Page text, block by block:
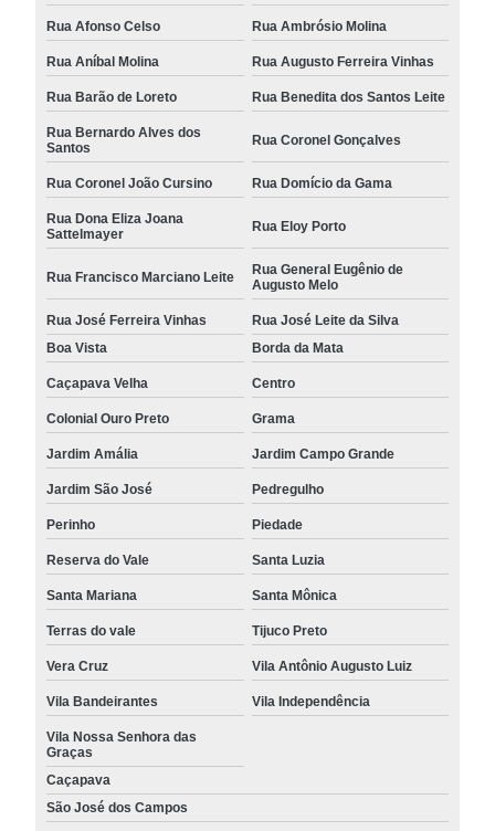
Rua Afonso Celso Rua Ambrósio Molina
Rua Aníbal Molina Rua Augusto Ferreira Vinhas
Rua Barão de Loreto Rua Benedita dos Santos Leite
Rua Bernardo Alves dos
Santos
Rua Coronel Gonçalves
Rua Coronel João Cursino Rua Domício da Gama
Rua Dona Eliza Joana
Sattelmayer
Rua Eloy Porto
Rua Francisco Marciano Leite
Rua General Eugênio de
Augusto Melo
Rua José Ferreira Vinhas
Rua José Leite da Silva
Boa Vista
Borda da Mata
Caçapava Velha Centro
Colonial Ouro Preto Grama
Jardim Amália Jardim Campo Grande
Jardim São José Pedregulho
Perinho Piedade
Reserva do Vale Santa Luzia
Santa Mariana Santa Mônica
Terras do vale Tijuco Preto
Vera Cruz Vila Antônio Augusto Luiz
Vila Bandeirantes Vila Independência
Vila Nossa Senhora das
Graças
Caçapava
São José dos Campos